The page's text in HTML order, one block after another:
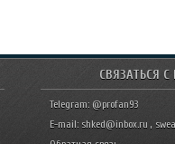
СВЯЗАТЬСЯ
Telegram: @profan93
E-mail: shked@inbox.ru ,